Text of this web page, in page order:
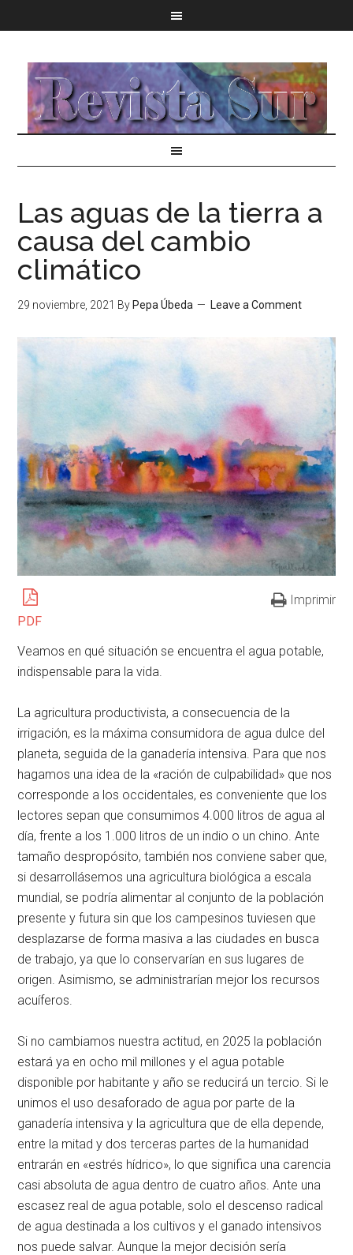
Las aguas de la tierra a
causa del cambio
climático
29 noviembre, 2021 By Pepa Úbeda Leave a Comment
PDF
Imprimir
Veamos en qué situación se encuentra el agua potable,
indispensable para la vida.
La agricultura productivista, a consecuencia de la
irrigación, es la máxima consumidora de agua dulce del
planeta, seguida de la ganadería intensiva. Para que nos
hagamos una idea de la «ración de culpabilidad» que nos
corresponde a los occidentales, es conveniente que los
lectores sepan que consumimos 4.000 litros de agua al
día, frente a los 1.000 litros de un indio o un chino. Ante
tamaño despropósito, también nos conviene saber que,
si desarrollásemos una agricultura biológica a escala
mundial, se podría alimentar al conjunto de la población
presente y futura sin que los campesinos tuviesen que
desplazarse de forma masiva a las ciudades en busca
de trabajo, ya que lo conservarían en sus lugares de
origen. Asimismo, se administrarían mejor los recursos
acuíferos.
Si no cambiamos nuestra actitud, en 2025 la población
estará ya en ocho mil millones y el agua potable
disponible por habitante y año se reducirá un tercio. Si le
unimos el uso desaforado de agua por parte de la
ganadería intensiva y la agricultura que de ella depende,
entre la mitad y dos terceras partes de la humanidad
entrarán en «estrés hídrico», lo que significa una carencia
casi absoluta de agua dentro de cuatro años. Ante una
escasez real de agua potable, solo el descenso radical
de agua destinada a los cultivos y el ganado intensivos
nos puede salvar. Aunque la mejor decisión sería